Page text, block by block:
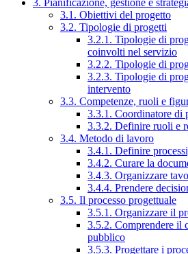
3. Pianificazione, gestione e
3.1. Obiettivi del progetto
3.2. Tipologie di progetti
3.2.1. Tipologie di
coinvolti nel servizio
3.2.2. Tipologie di
3.2.3. Tipologie di
intervento
3.3. Competenze, ruoli e
3.3.1. Coordinatore di
3.3.2. Definire ruoli e
3.4. Metodo di lavoro
3.4.1. Definire
3.4.2. Curare la
3.4.3. Organizzare
3.4.4. Prendere
3.5. Il processo progettuale
3.5.1. Organizzare il
3.5.2. Comprendere il
pubblico
3.5.3. Progettare i